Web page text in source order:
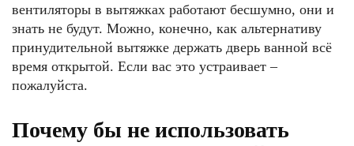
вентиляторы в вытяжках работают бесшумно, они и
знать не будут. Можно, конечно, как альтернативу
принудительной вытяжке держать дверь ванной всё
время открытой. Если вас это устраивает –
пожалуйста.
Почему бы не использовать